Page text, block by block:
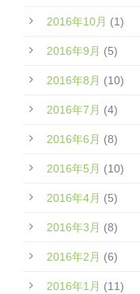
2016年10月 (1)
2016年9月 (5)
2016年8月 (10)
2016年7月 (4)
2016年6月 (8)
2016年5月 (10)
2016年4月 (5)
2016年3月 (8)
2016年2月 (6)
2016年1月 (11)